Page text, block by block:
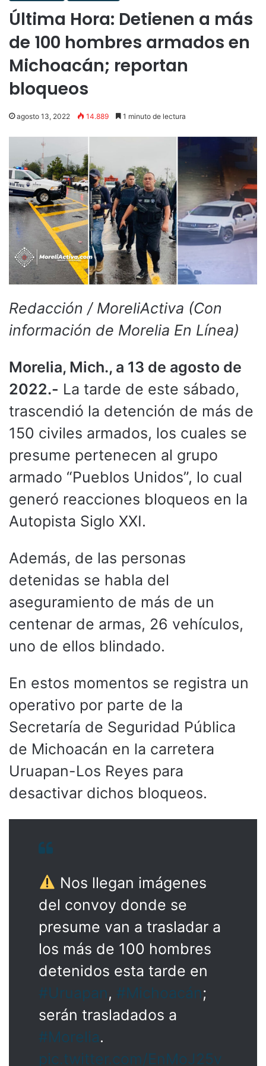
Última Hora: Detienen a más
de 100 hombres armados en
Michoacán; reportan
bloqueos
agosto 13, 2022 14.889 1 minuto de lectura
Redacción / MoreliActiva (Con
información de Morelia En Línea)
Morelia, Mich., a 13 de agosto de
2022.- La tarde de este sábado,
trascendió la detención de más de
150 civiles armados, los cuales se
presume pertenecen al grupo
armado “Pueblos Unidos”, lo cual
generó reacciones bloqueos en la
Autopista Siglo XXI.
Además, de las personas
detenidas se habla del
aseguramiento de más de un
centenar de armas, 26 vehículos,
uno de ellos blindado.
En estos momentos se registra un
operativo por parte de la
Secretaría de Seguridad Pública
de Michoacán en la carretera
Uruapan-Los Reyes para
desactivar dichos bloqueos.
Nos llegan imágenes
del convoy donde se
presume van a trasladar a
los más de 100 hombres
detenidos esta tarde en
#Uruapan, #Michoacán;
serán trasladados a
#Morelia.
pic.twitter.com/EnMoJ25v